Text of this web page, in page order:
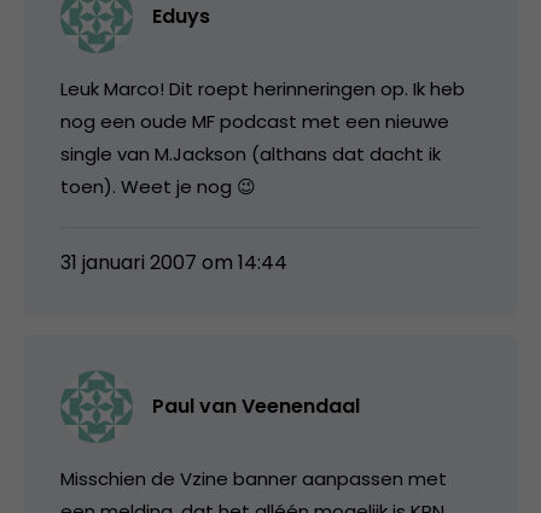
Eduys
Leuk Marco! Dit roept herinneringen op. Ik heb
nog een oude MF podcast met een nieuwe
single van M.Jackson (althans dat dacht ik
toen). Weet je nog 😉
31 januari 2007 om 14:44
Paul van Veenendaal
Misschien de Vzine banner aanpassen met